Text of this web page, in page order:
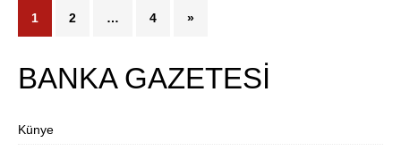
1 2 … 4 »
BANKA GAZETESİ
Künye